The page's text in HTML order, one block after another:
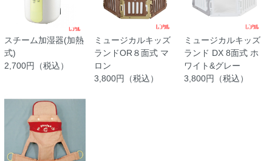
スチーム加湿器(加熱
式)
2,700円（税込）
ミュージカルキッズ
ランドOR８面式 マ
ロン
3,800円（税込）
ミュージカルキッズ
ランド DX 8面式 ホ
ワイト&グレー
3,800円（税込）